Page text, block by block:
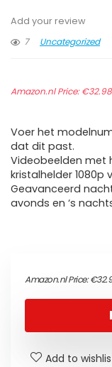
Add your review
7
Uncategorized
Amazon.nl Price:€32.98
Voer het
dat dit past.
Videobeelden met
kristalhelder 1080p
Geavanceerd
avonds en ‘s
Amazon.nl Price:€
Add to